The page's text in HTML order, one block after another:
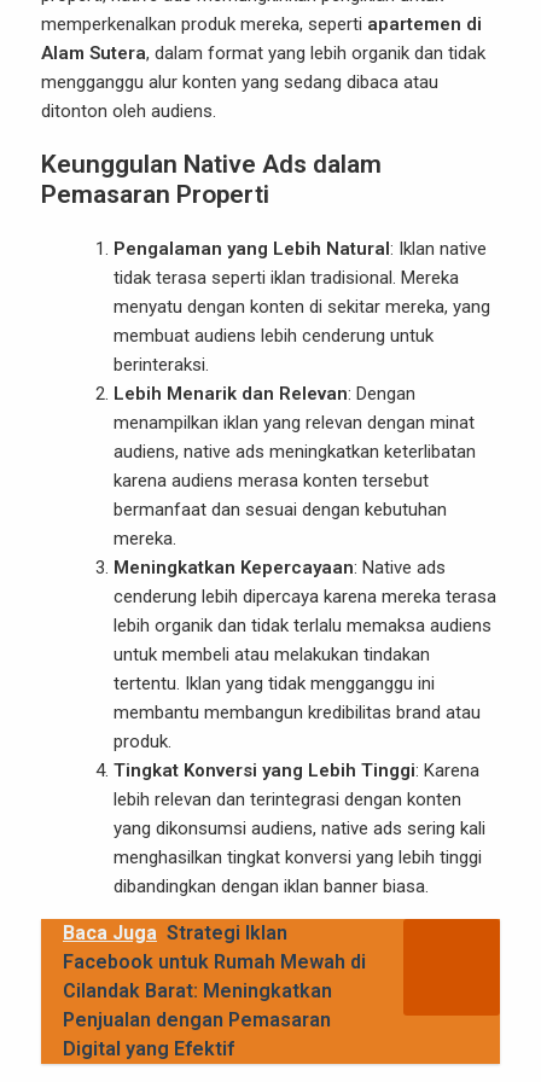
memperkenalkan produk mereka, seperti apartemen di
Alam Sutera, dalam format yang lebih organik dan tidak
mengganggu alur konten yang sedang dibaca atau
ditonton oleh audiens.
Keunggulan Native Ads dalam
Pemasaran Properti
Pengalaman yang Lebih Natural: Iklan native
tidak terasa seperti iklan tradisional. Mereka
menyatu dengan konten di sekitar mereka, yang
membuat audiens lebih cenderung untuk
berinteraksi.
Lebih Menarik dan Relevan: Dengan
menampilkan iklan yang relevan dengan minat
audiens, native ads meningkatkan keterlibatan
karena audiens merasa konten tersebut
bermanfaat dan sesuai dengan kebutuhan
mereka.
Meningkatkan Kepercayaan: Native ads
cenderung lebih dipercaya karena mereka terasa
lebih organik dan tidak terlalu memaksa audiens
untuk membeli atau melakukan tindakan
tertentu. Iklan yang tidak mengganggu ini
membantu membangun kredibilitas brand atau
produk.
Tingkat Konversi yang Lebih Tinggi: Karena
lebih relevan dan terintegrasi dengan konten
yang dikonsumsi audiens, native ads sering kali
menghasilkan tingkat konversi yang lebih tinggi
dibandingkan dengan iklan banner biasa.
Baca Juga Strategi Iklan
Facebook untuk Rumah Mewah di
Cilandak Barat: Meningkatkan
Penjualan dengan Pemasaran
Digital yang Efektif